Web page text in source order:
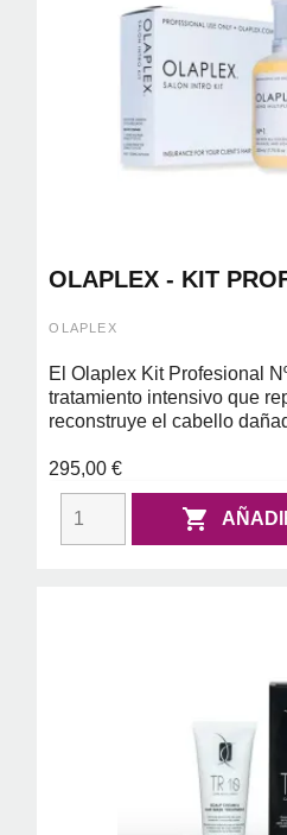
OLAPLEX - KIT
OLAPLEX
El Olaplex Kit Profesional
tratamiento intensivo que
reconstruye el cabello
295,00 €
